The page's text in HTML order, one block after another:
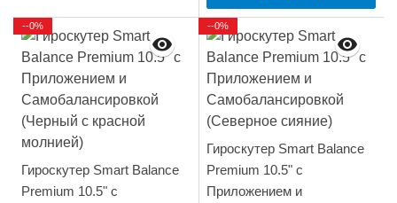
Гироскутер Smart Balance
Premium 10.5" с
--0%
Гироскутер Smart Balance
Premium 10.5" с
Приложением и
--0%